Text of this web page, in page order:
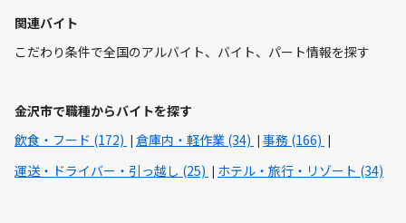
関連バイト
こだわり条件で全国のアルバイト、バイト、パート情報を探す
金沢市で職種からバイトを探す
飲食・フード (172)
倉庫内・軽作業 (34)
事務 (166)
運送・ドライバー・引っ越し (25)
ホテル・旅行・リゾート (34)